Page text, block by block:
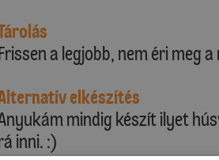
a legjobb, nem éri meg
elkészítés
mindig készít ilyet
inni. :)